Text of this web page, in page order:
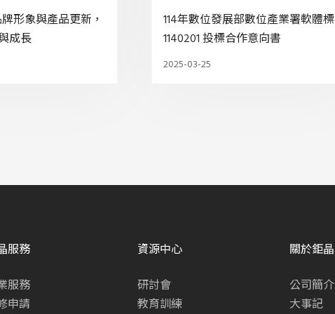
形象與產品更新，
成長
114年數位發展部數位產業署軟體標
1140201 投標合作意向書
2025-03-25
服務
服務
申請
資源中心
研討會
教育訓練
關於鉅晶
公司簡介
大事記